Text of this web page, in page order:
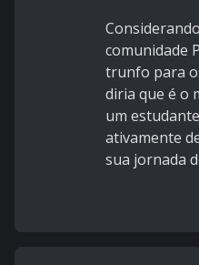
comunidade
trunfo para
diria que é o
um
ativamente
sua jornada